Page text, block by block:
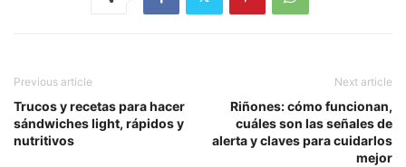
Previous article
Trucos y recetas para hacer
sándwiches light, rápidos y
nutritivos
Next article
Riñones: cómo funcionan,
cuáles son las señales de
alerta y claves para cuidarlos
mejor